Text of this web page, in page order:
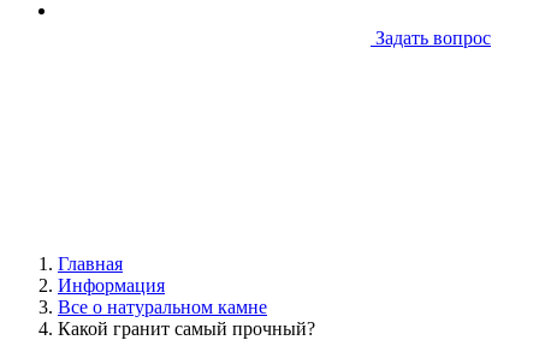
Задать вопрос
Главная
Информация
Все о натуральном камне
Какой гранит самый прочный?